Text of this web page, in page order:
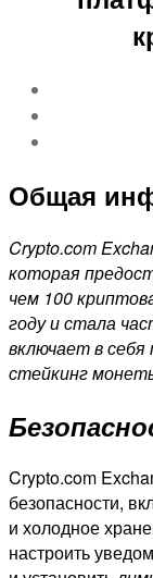
Общая
Crypto.com
которая
чем 100
году и стала
включает в
стейкинг
Crypto.com
безопасности,
и холодное
настроить